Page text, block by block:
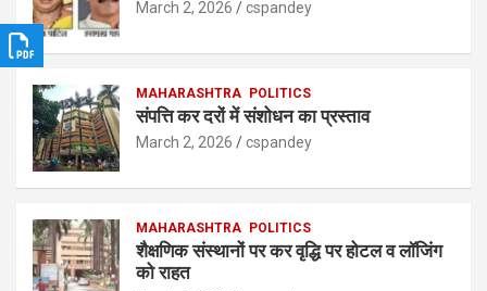
p
p
o
k
March 2, 2026 cspandey
MAHARASHTRA POLITICS
संपत्ति कर दरों में संशोधन का प्रस्ताव
March 2, 2026 cspandey
MAHARASHTRA POLITICS
शैक्षणिक संस्थानों पर कर वृद्धि पर होटल व लॉजिंग
को राहत